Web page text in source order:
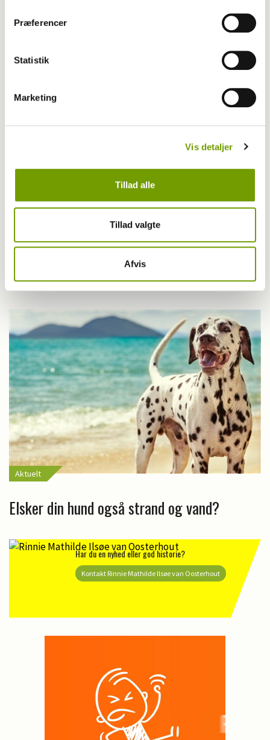
Præferencer
Statistik
Marketing
Vis detaljer
Tillad alle
Tillad valgte
Afvis
Aktuelt
Hund bider røver bagi
Aktuelt
Elsker din hund også strand og vand?
Har du en nyhed eller god historie?
Kontakt Rinnie Mathilde Ilsøe van Oosterhout